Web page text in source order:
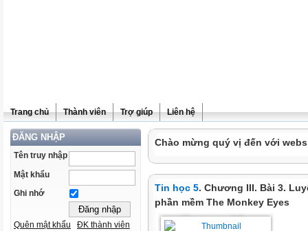
Trang chủ Thành viên Trợ giúp Liên hệ
ĐĂNG NHẬP
Tên truy nhập
Mật khẩu
Ghi nhớ
Quên mật khẩu ĐK thành viên
Chào mừng quý vị đến với
Tin học 5. Chương III. Bài 3.
phần mềm The Monkey Eyes